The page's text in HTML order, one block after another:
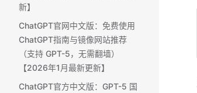
新】
ChatGPT官网中文版：免费使用
ChatGPT指南与镜像网站推荐
（支持 GPT-5，无需翻墙）
【2026年1月最新更新】
ChatGPT官方中文版：GPT-5 国